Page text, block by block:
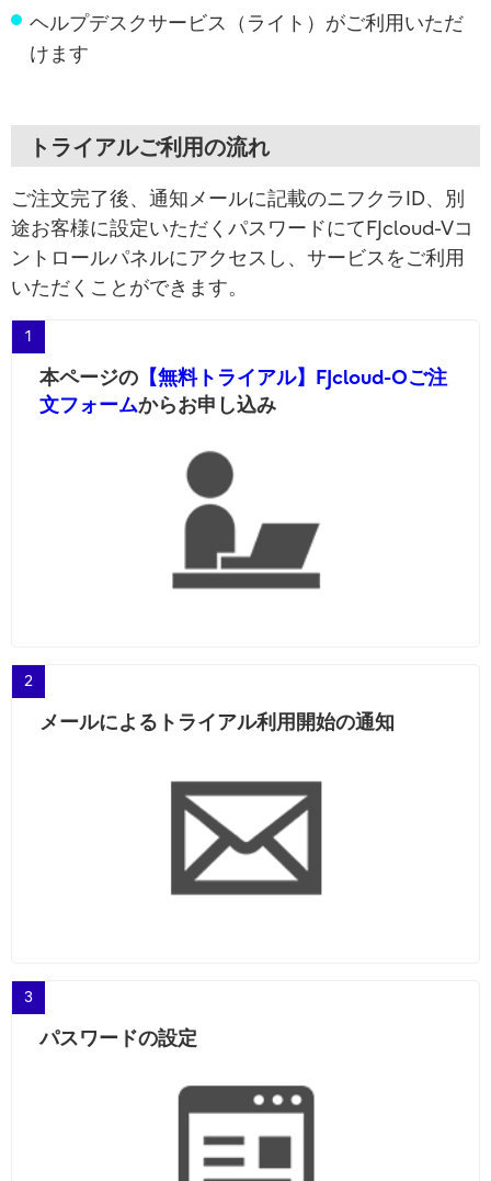
ヘルプデスクサービス（ライト）がご利用いただ
けます
トライアルご利用の流れ
ご注文完了後、通知メールに記載のニフクラID、別
途お客様に設定いただくパスワードにてFJcloud-Vコ
ントロールパネルにアクセスし、サービスをご利用
いただくことができます。
1
本ページの 【無料トライアル】FJcloud-Oご注
文フォームからお申し込み
2
メールによるトライアル利用開始の通知
3
パスワードの設定